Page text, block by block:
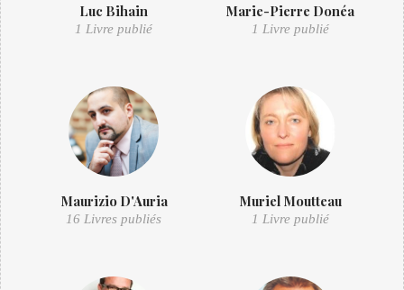
Luc Bihain
1 Livre publié
Marie-Pierre Donéa
1 Livre publié
Maurizio D'Auria
16 Livres publiés
Muriel Moutteau
1 Livre publié